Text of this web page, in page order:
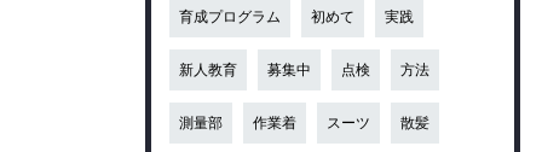
育成プログラム 初めて 実践
新人教育 募集中 点検 方法
測量部 作業着 スーツ 散髪